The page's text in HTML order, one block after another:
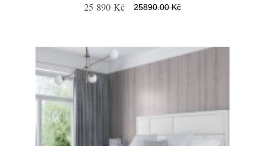
25 890 Kč 25890.00 Kč